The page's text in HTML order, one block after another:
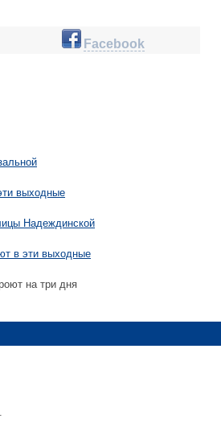
Facebook
выходные
Надеждинской
в эти выходные
на три дня